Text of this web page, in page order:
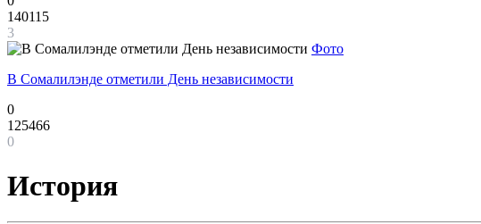
140115
3
Фото
В Сомалилэнде отметили День независимости
0
125466
0
История